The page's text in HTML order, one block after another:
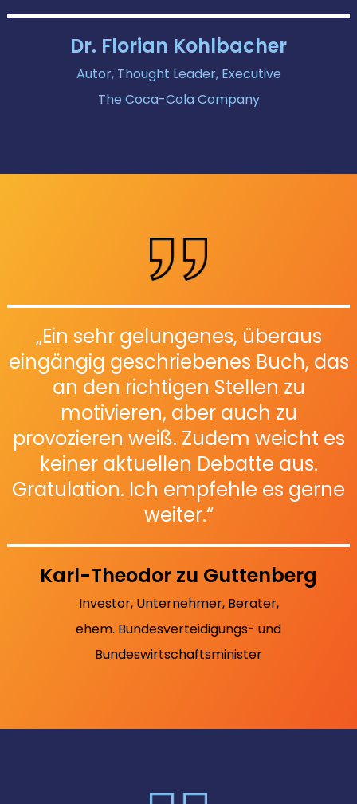
Dr. Florian Kohlbacher
Autor, Thought Leader, Executive
The Coca-Cola Company
„Ein sehr gelungenes, überaus
eingängig geschriebenes Buch, das
an den richtigen Stellen zu
motivieren, aber auch zu
provozieren weiß. Zudem weicht es
keiner aktuellen Debatte aus.
Gratulation. Ich empfehle es gerne
weiter.“
Karl-Theodor zu Guttenberg
Investor, Unternehmer, Berater,
ehem. Bundesverteidigungs- und
Bundeswirtschaftsminister